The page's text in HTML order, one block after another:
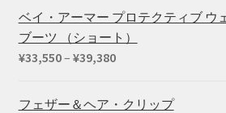
帯:
¥24,200
ベイ・アーマー プロテクティブ ウ
ブーツ （ショート）
¥33,550– ¥39,380価
帯:
フェザー＆ヘア・クリップ